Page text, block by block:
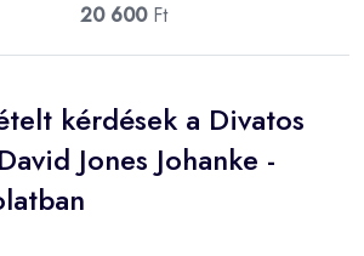
20 600Ft
kérdések a Divatos
Jones Johanke -